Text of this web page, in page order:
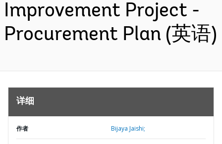
Improvement Project -
Procurement Plan (英语)
详细
作者 Bijaya Jaishi;